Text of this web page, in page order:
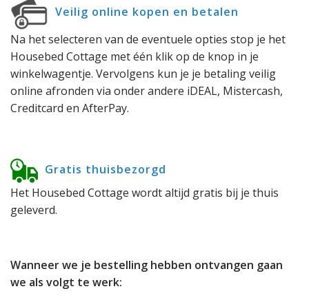
Veilig online kopen en betalen
Na het selecteren van de eventuele opties stop je het
Housebed Cottage met één klik op de knop in je
winkelwagentje. Vervolgens kun je je betaling veilig
online afronden via onder andere iDEAL, Mistercash,
Creditcard en AfterPay.
Gratis thuisbezorgd
Het Housebed Cottage wordt altijd gratis bij je thuis
geleverd.
Wanneer we je bestelling hebben ontvangen gaan
we als volgt te werk: